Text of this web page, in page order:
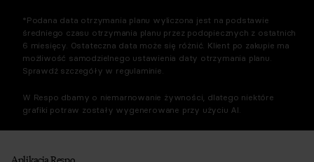
*Podana data otrzymania planu wyliczona jest na podstawie
średniego czasu otrzymania planu przez podopiecznych z ostatnich
6 miesięcy. Ostateczna data może się różnić. Klient po zakupie ma
możliwość samodzielnego ustawienia daty otrzymania planu.
Sprawdź szczegóły w regulaminie.
W Respo dbamy o niemarnowanie żywności, dlatego niektóre
grafiki potraw zostały wygenerowane przy użyciu AI.